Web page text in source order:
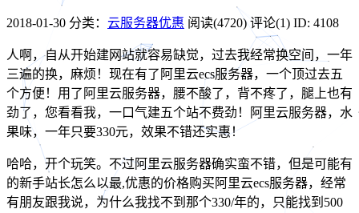
2018-01-30 分类： 云服务器优惠 阅读(4720) 评论(1) ID: 4108
人啊，自从开始建网站就容易缺觉，过去我经常换空间，一年
三遍的换，麻烦！现在有了阿里云ecs服务器，一个顶过去五
个方便！用了阿里云服务器，腰不酸了，背不疼了，腿上也有
劲了，您看看我，一口气建五个站不费劲！阿里云服务器，水
果味，一年只要330元，效果不错还实惠！
哈哈，开个玩笑。不过阿里云服务器确实蛮不错，但是可能有
的新手站长怎么以最,优惠的价格购买阿里云ecs服务器，经常
有朋友跟我说，为什么我找不到那个330/年的，只能找到500